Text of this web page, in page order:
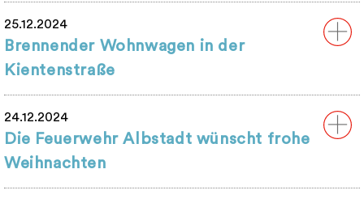
25.12.2024
Brennender Wohnwagen in der
Kientenstraße
24.12.2024
Die Feuerwehr Albstadt wünscht frohe
Weihnachten